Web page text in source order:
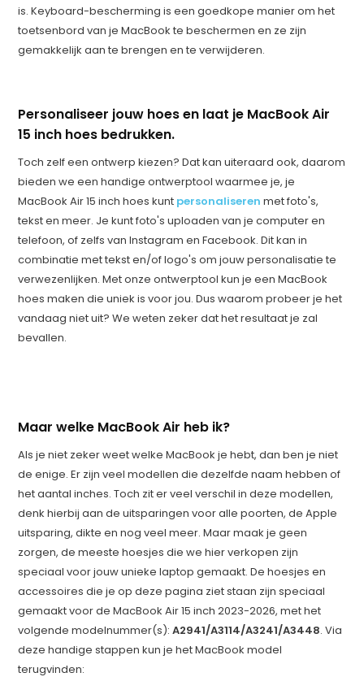
is. Keyboard-bescherming is een goedkope manier om het
toetsenbord van je MacBook te beschermen en ze zijn
gemakkelijk aan te brengen en te verwijderen.
Personaliseer jouw hoes en laat je MacBook Air
15 inch hoes bedrukken.
Toch zelf een ontwerp kiezen? Dat kan uiteraard ook, daarom
bieden we een handige ontwerptool waarmee je, je
MacBook Air 15 inch hoes kunt personaliseren met foto's,
tekst en meer. Je kunt foto's uploaden van je computer en
telefoon, of zelfs van Instagram en Facebook. Dit kan in
combinatie met tekst en/of logo's om jouw personalisatie te
verwezenlijken. Met onze ontwerptool kun je een MacBook
hoes maken die uniek is voor jou. Dus waarom probeer je het
vandaag niet uit? We weten zeker dat het resultaat je zal
bevallen.
Maar welke MacBook Air heb ik?
Als je niet zeker weet welke MacBook je hebt, dan ben je niet
de enige. Er zijn veel modellen die dezelfde naam hebben of
het aantal inches. Toch zit er veel verschil in deze modellen,
denk hierbij aan de uitsparingen voor alle poorten, de Apple
uitsparing, dikte en nog veel meer. Maar maak je geen
zorgen, de meeste hoesjes die we hier verkopen zijn
speciaal voor jouw unieke laptop gemaakt. De hoesjes en
accessoires die je op deze pagina ziet staan zijn speciaal
gemaakt voor de MacBook Air 15 inch 2023-2026, met het
volgende modelnummer(s):A2941/A3114/A3241/A3448. Via
deze handige stappen kun je het MacBook model
terugvinden: